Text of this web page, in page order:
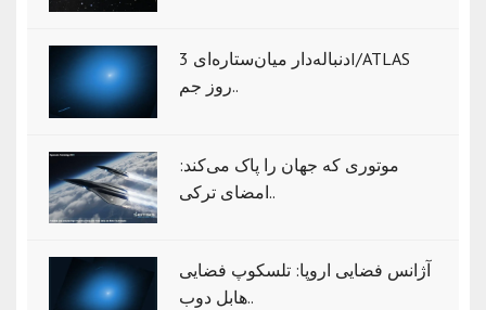
دنباله‌دار میان‌ستاره‌ای 3I/ATLAS
روز جم..
موتوری که جهان را پاک می‌کند:
امضای ترکی..
آژانس فضایی اروپا: تلسکوپ فضایی
هابل دوب..